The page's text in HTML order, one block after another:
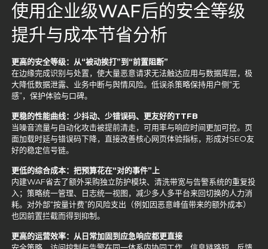
使用企业级WAF后的安全等级
提升与成本节省分析
更高的安全等级：从“被动挨打”到“前置阻断”
在边缘完成识别与处置，使大量恶意请求无法触达应用与数据库层，极
大降低数据泄露、业务中断与舆情风险。低误杀策略保持用户侧“无
感”，保护体验与口碑。
更稳的性能曲线：少抖动、少错误码、更友好的TTFB
当噪音流量与自动化攻击被提前清走，可用率与响应时间更加可控。页
面加载时延与错误码下降，直接改善核心网页体验指标，形成对SEO友
好的稳定信号链。
更低的综合成本：把预算花在“对的事件”上
内建WAF省去了额外采购独立防护模块、清洗带宽与告警系统的重复投
入；策略统一管理、日志统一视图，减少多人多平台来回切换的人力消
耗。对外部“按量计费”的风险支出（例如因恶意峰值带来的额外成本）
也因前置拦截而得到抑制。
更高的运营效率：从日常加固到应急响应都更直接